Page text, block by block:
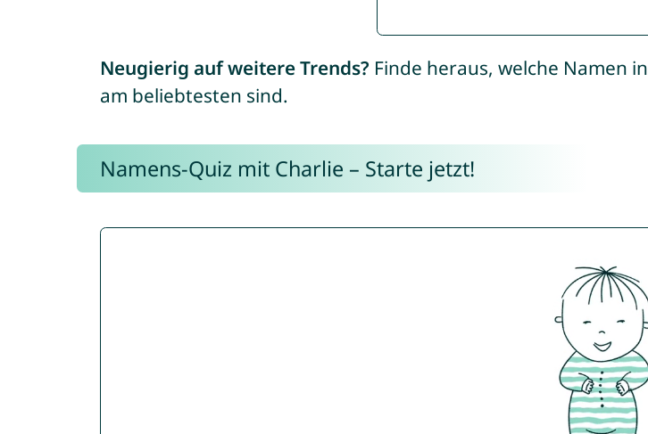
Neugierig auf weitere Trends? Finde heraus, welche Namen in
am beliebtesten sind.
Namens-Quiz mit Charlie – Starte jetzt!